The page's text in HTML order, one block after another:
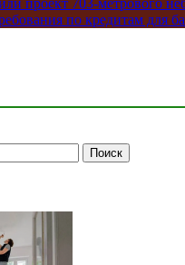
проект 703-метрового
по кредитам для